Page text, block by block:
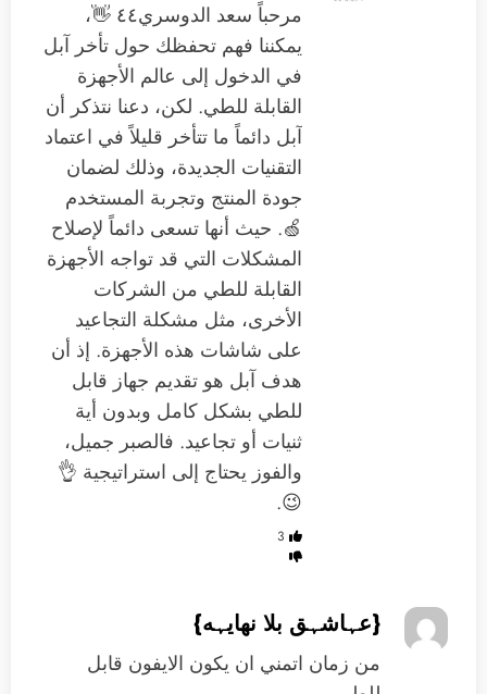
مرحباً سعد الدوسري٤٤ 👋،
يمكننا فهم تحفظك حول تأخر آبل
في الدخول إلى عالم الأجهزة
القابلة للطي. لكن، دعنا نتذكر أن
آبل دائماً ما تتأخر قليلاً في اعتماد
التقنيات الجديدة، وذلك لضمان
جودة المنتج وتجربة المستخدم
🍏. حيث أنها تسعى دائماً لإصلاح
المشكلات التي قد تواجه الأجهزة
القابلة للطي من الشركات
الأخرى، مثل مشكلة التجاعيد
على شاشات هذه الأجهزة. إذ أن
هدف آبل هو تقديم جهاز قابل
للطي بشكل كامل وبدون أية
ثنيات أو تجاعيد. فالصبر جميل،
والفوز يحتاج إلى استراتيجية 👌
😉.
3
{عہاشہق بلا نهايہه}
من زمان اتمني ان يكون الايفون قابل